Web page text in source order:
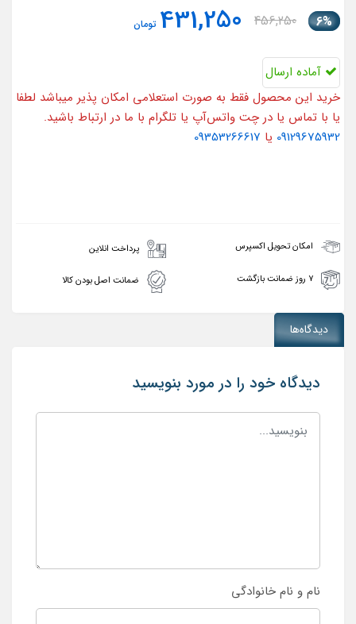
6%
456,250
431,250 تومان
آماده ارسال
خرید این محصول فقط به صورت استعلامی امکان پذیر میباشد لطفا
یا با تماس یا در چت واتس‌آپ یا تلگرام با ما در ارتباط باشید.
09129675932 یا 09353266617
امکان تحویل اکسپرس پرداخت انلاین
۷ روز ضمانت بازگشت ضمانت اصل بودن کالا
دیدگاه‌ها
دیدگاه خود را در مورد بنویسید
نام و نام خانوادگی